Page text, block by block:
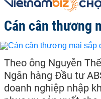
Cán cân thương
Theo ông Nguyễn
Ngân hàng Đầu tư
doanh nghiệp nhập